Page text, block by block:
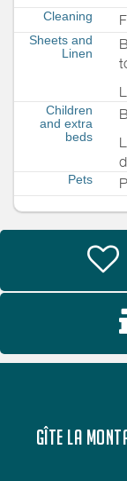
Cleaning
Sheets and
Linen
Children
and extra
beds
Pets
GÎTE LA